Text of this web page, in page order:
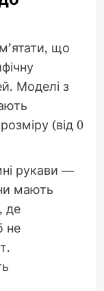
що
Моделі з
(від 0
рукави —
мають
де
не